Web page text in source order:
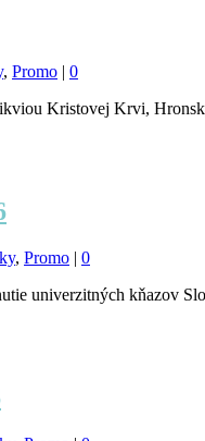
, Promo | 0
Kristovej Krvi,
, Promo | 0
univerzitných kňazov